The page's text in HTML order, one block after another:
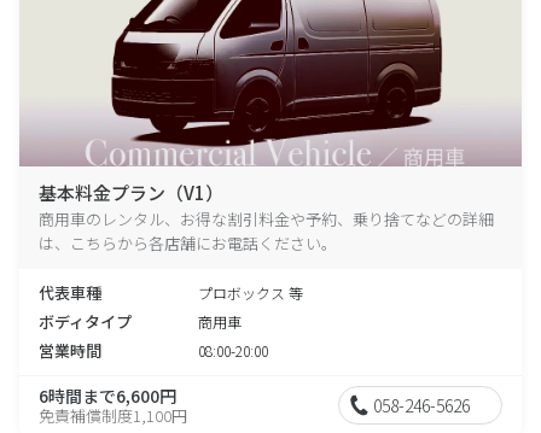
基本料金プラン（V1）
商用車のレンタル、お得な割引料金や予約、乗り捨てなどの詳細
は、こちらから各店舗にお電話ください。
代表車種 プロボックス 等
ボディタイプ 商用車
営業時間 08:00-20:00
6時間まで6,600円
免責補償制度1,100円 058-246-5626